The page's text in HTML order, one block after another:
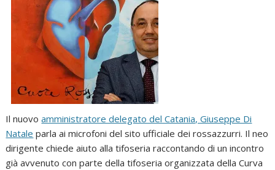
Il nuovoamministratore delegato del Catania, Giuseppe Di
Natale parla ai microfoni del sito ufficiale dei rossazzurri. Il neo
dirigente chiede aiuto alla tifoseria raccontando di un incontro
già avvenuto con parte della tifoseria organizzata della Curva